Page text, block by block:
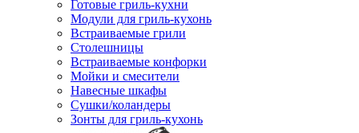
Готовые гриль-кухни
Модули для гриль-кухонь
Встраиваемые грили
Столешницы
Встраиваемые конфорки
Мойки и смесители
Навесные шкафы
Сушки/коландеры
Зонты для гриль-кухонь